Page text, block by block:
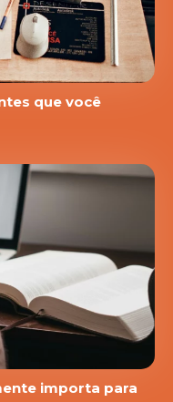
que você
importa para